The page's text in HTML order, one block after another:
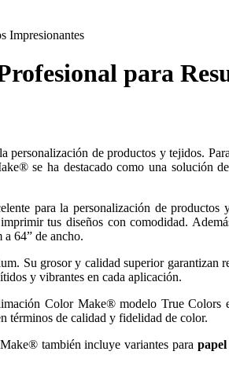
Impresionantes
para
de productos y tejidos.
se ha destacado como una solución
para la personalización de productos
tus diseños con comodidad.
a 64” de ancho.
Su grosor y calidad superior garantizan
y vibrantes en cada aplicación.
Color Make® modelo True
términos de calidad y fidelidad de color.
también incluye variantes para